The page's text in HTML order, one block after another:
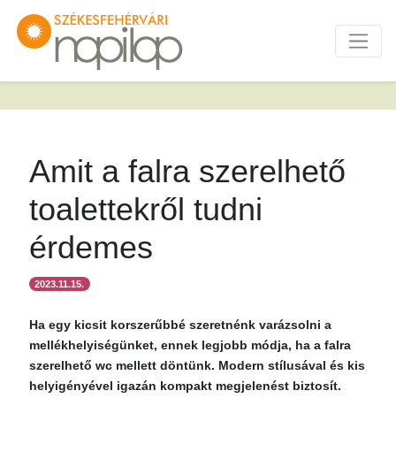
Amit a falra szerelhető
toalettekről tudni
érdemes
2023.11.15.
Ha egy kicsit korszerűbbé szeretnénk varázsolni a
mellékhelyiségünket, ennek legjobb módja, ha a falra
szerelhető wc mellett döntünk. Modern stílusával és kis
helyigényével igazán kompakt megjelenést biztosít.